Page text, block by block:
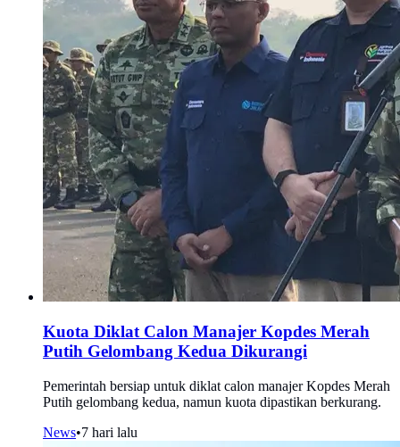
Kuota Diklat Calon Manajer Kopdes Merah
Putih Gelombang Kedua Dikurangi
Pemerintah bersiap untuk diklat calon manajer Kopdes Merah
Putih gelombang kedua, namun kuota dipastikan berkurang.
News•7 hari lalu